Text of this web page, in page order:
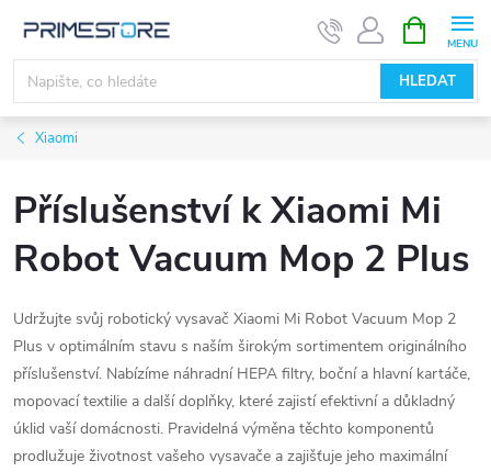
obsah
HLEDAT
NÁKUPNÍ
KOŠÍK
Xiaomi
Příslušenství k Xiaomi Mi
Robot Vacuum Mop 2 Plus
Udržujte svůj robotický vysavač Xiaomi Mi Robot Vacuum Mop 2
Plus v optimálním stavu s naším širokým sortimentem originálního
příslušenství. Nabízíme náhradní HEPA filtry, boční a hlavní kartáče,
mopovací textilie a další doplňky, které zajistí efektivní a důkladný
úklid vaší domácnosti. Pravidelná výměna těchto komponentů
prodlužuje životnost vašeho vysavače a zajišťuje jeho maximální